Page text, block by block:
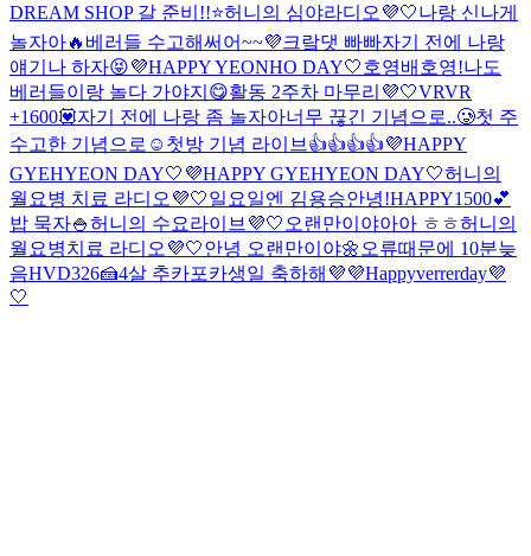
DREAM SHOP 갈 준비!!⭐️허니의 심야라디오💜🤍나랑 신나게
놀자아🔥 베러들 수고해써어~~💜크랔댓 빠빠자기 전에 나랑
얘기나 하자😝💜HAPPY YEONHO DAY🤍호영배 호영!나도
베러들이랑 놀다 가야지😋활동 2주차 마무리💜🤍VRVR
+1600💟자기 전에 나랑 좀 놀자아너무 끊긴 기념으로..🥲첫 주
수고한 기념으로☺️ 첫방 기념 라이브👍👍👍👍💜HAPPY
GYEHYEON DAY🤍 💜HAPPY GYEHYEON DAY🤍허니의
월요병 치료 라디오💜🤍일요일엔 김용승안녕!HAPPY1500💕
밥 묵자🍚허니의 수요라이브💜🤍 오랜만이야아아 ㅎㅎ허니의
월요병치료 라디오💜🤍안녕 오랜만이야🌼 오류때문에 10분늦
음HVD326🍰4살 추카포카생일 축하해💜💜Happyverrerday💜
🤍